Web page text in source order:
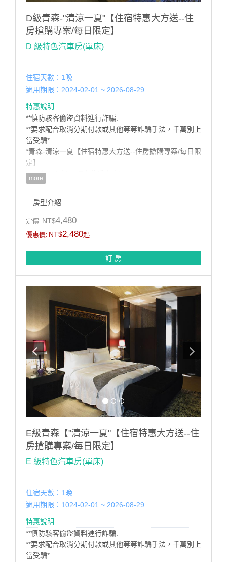
D級青森-"清涼一夏"【住宿特惠大方送--住
房搶購專案/每日限定】
D 級特色汽車房(單床)
住宿天數：1晚
適用期限：2024-02-01 ~ 2026-08-29
特惠說明
**慎防駭客偷盜資料進行詐騙.
**要求配合取消分期付款或其他等等詐騙手法，千萬別上
當受騙*
*青森-清涼一夏【住宿特惠大方送--住房搶購專案/每日限
定】
即日起凡預訂---特惠住房專案即可:
1.住宿特享優惠特價
2贈送精緻早餐二客。
3.漫遊腳踏車免費租借服務
訂購須知:
*本房型限住2位無法加人住宿(含兒童)
more
房型介紹
定價: NT$4,480
優惠價: NT$2,480起
訂 房
E級青森【"清涼一夏"【住宿特惠大方送--住
房搶購專案/每日限定】
E 級特色汽車房(單床)
住宿天數：1晚
適用期限：1024-02-01 ~ 2026-08-29
特惠說明
**慎防駭客偷盜資料進行詐騙.
**要求配合取消分期付款或其他等等詐騙手法，千萬別上
當受騙*